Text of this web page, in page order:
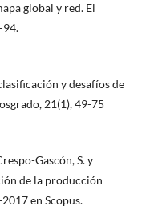
global y red. El
y desafíos de
21(1), 49-75
Gascón, S. y
de la producción
en Scopus.